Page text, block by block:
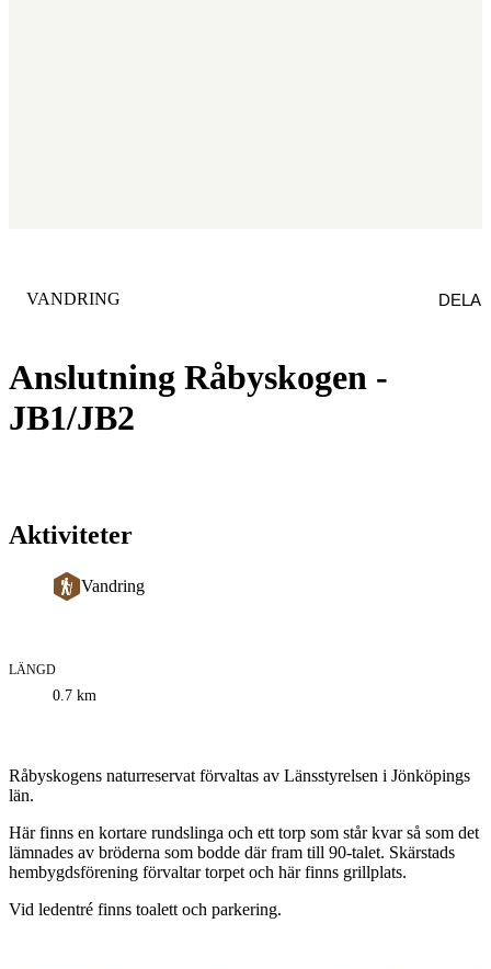
Anslutning Råbyskogen -
JB1/JB2
KATEGORI:
VANDRING DELA
Aktiviteter
Vandring
Information
LÄNGD
0.7 km
Beskrivning
Råbyskogens naturreservat förvaltas av Länsstyrelsen i Jönköpings
län.
Här finns en kortare rundslinga och ett torp som står kvar så som det
lämnades av bröderna som bodde där fram till 90-talet. Skärstads
hembygdsförening förvaltar torpet och här finns grillplats.
Vid ledentré finns toalett och parkering.